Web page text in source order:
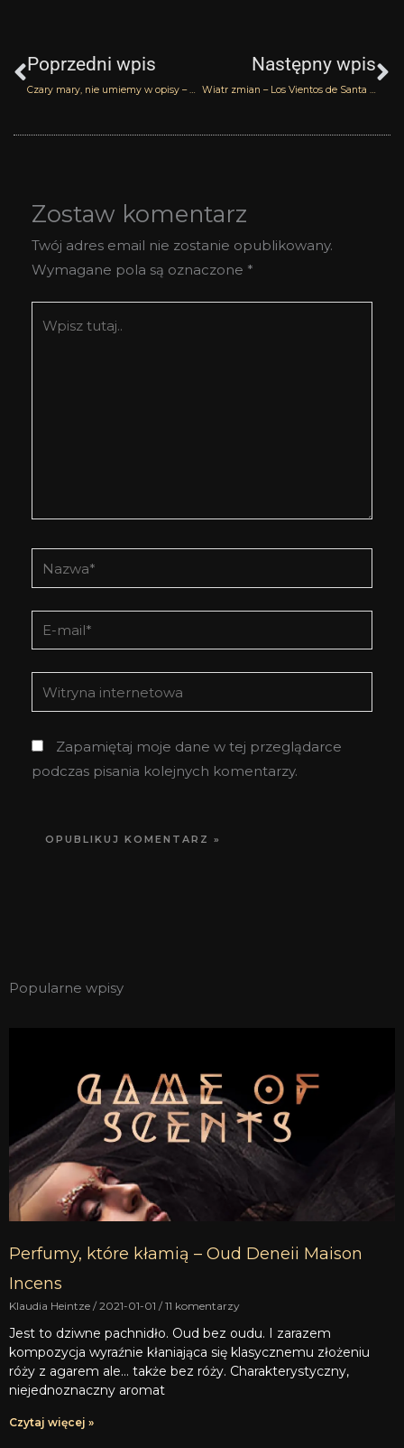
Poprzedni wpis
Czary mary, nie umiemy w opisy – Betwixt & Between Anka Kus
Następny wpis
Wiatr zmian – Los Vientos de Santa Ana Anka Kus
Zostaw komentarz
Twój adres email nie zostanie opublikowany.
Wymagane pola są oznaczone *
tutaj..
Nazwa*
E-
mail*
Witryna
internetowa
Zapamiętaj moje dane w tej przeglądarce
podczas pisania kolejnych komentarzy.
Popularne wpisy
Perfumy, które kłamią – Oud Deneii Maison
Incens
Klaudia Heintze 2021-01-01 11 komentarzy
Jest to dziwne pachnidło. Oud bez oudu. I zarazem
kompozycja wyraźnie kłaniająca się klasycznemu złożeniu
róży z agarem ale… także bez róży. Charakterystyczny,
niejednoznaczny aromat
Czytaj więcej »